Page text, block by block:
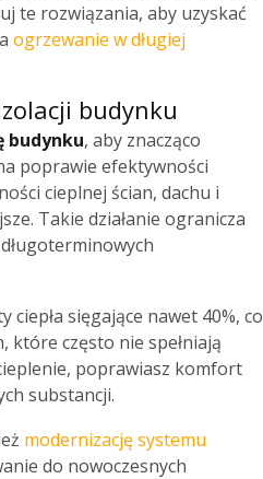
te rozwiązania, aby uzyskać
ogrzewanie w długiej
budynku
budynku, aby znacząco
poprawie efektywności
cieplnej ścian, dachu i
Takie działanie ogranicza
sięgające nawet 40%, co
które często nie spełniają
poprawiasz komfort
substancji.
modernizację systemu
do nowoczesnych